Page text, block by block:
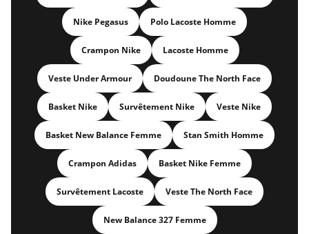
Nike Pegasus Polo Lacoste Homme
Crampon Nike Lacoste Homme
Veste Under Armour Doudoune The North Face
Basket Nike Survêtement Nike Veste Nike
Basket New Balance Femme Stan Smith Homme
Crampon Adidas Basket Nike Femme
Survêtement Lacoste Veste The North Face
New Balance 327 Femme